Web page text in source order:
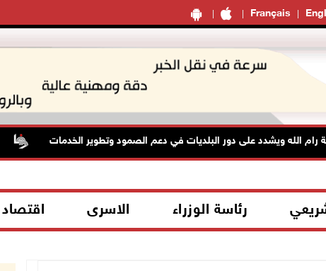
Français
الله ويشدد على دور البلديات في دعم الصمود وتطوير الخدمات
رئاسة الوزراء الاسرى اقتصاد